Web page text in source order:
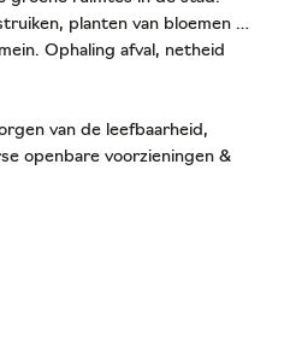
planten van bloemen …
Ophaling afval, netheid
van de leefbaarheid,
openbare voorzieningen &